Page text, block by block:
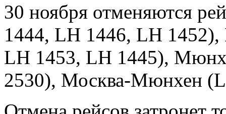
30 ноября отменяются
1444, LH 1446, LH
LH 1453, LH 1445),
2530), Москва‑Мюнхен